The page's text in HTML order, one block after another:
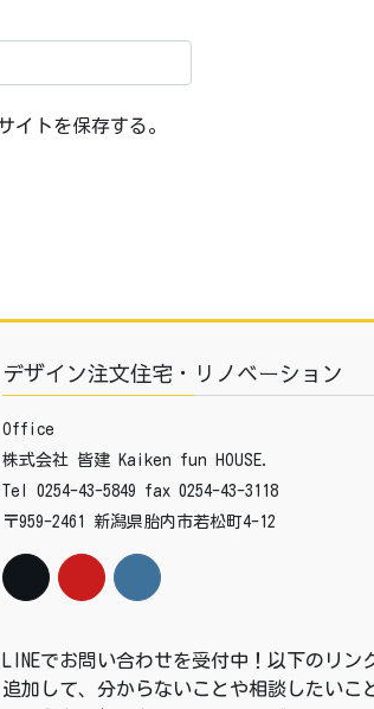
イトを保存する。
デザイン注文住宅・リノベーション
Office
株式会社 皆建 Kaiken fun HOUSE.
Tel 0254-43-5849 fax 0254-43-3118
〒959-2461 新潟県胎内市若松町4-12
LINEでお問い合わせを受付中！以下のリン
追加して、分からないことや相談したいこ